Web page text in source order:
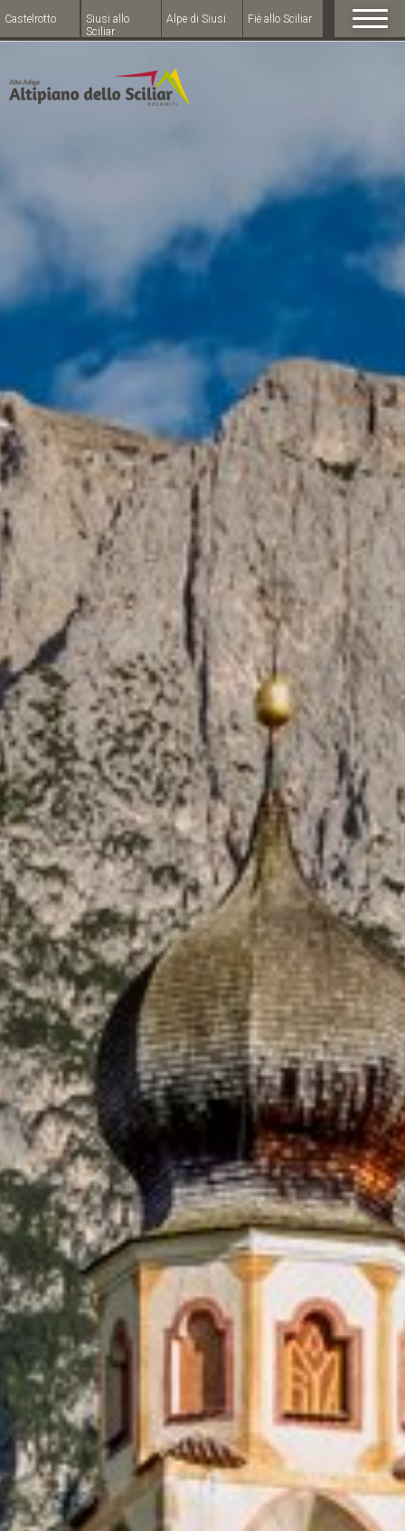
Castelrotto
Siusi allo
Sciliar
Alpe di Siusi Fiè allo Sciliar